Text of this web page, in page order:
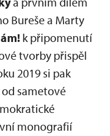
Bureše a Marty
k připomenutí
tvorby přispěl
2019 si pak
sametové
monografií